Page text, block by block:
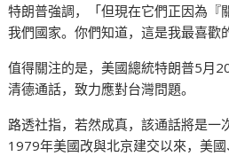
特朗普強調，「但現在它們正因為『
我們國家。你們知道，這是我最喜歡
值得關注的是，美國總統特朗普5月
清德通話，致力應對台灣問題。
路透社指，若然成真，該通話將是一
1979年美國改與北京建交以來，美